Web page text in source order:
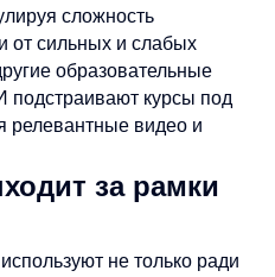
сложность
от сильных и слабых
образовательные
курсы под
релевантные видео и
за рамки
не только ради